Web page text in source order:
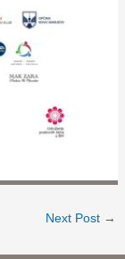
Next Post →